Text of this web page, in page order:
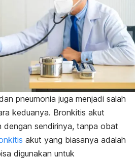
pneumonia juga menjadi salah
keduanya. Bronkitis akut
dengan sendirinya, tanpa obat
akut yang biasanya adalah
digunakan untuk